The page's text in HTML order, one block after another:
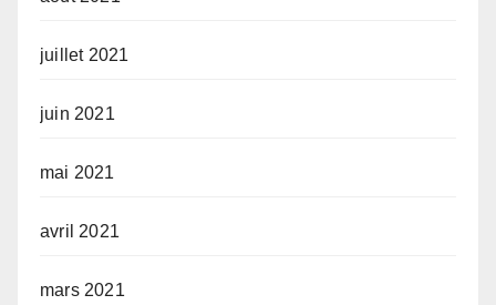
juillet 2021
juin 2021
mai 2021
avril 2021
mars 2021